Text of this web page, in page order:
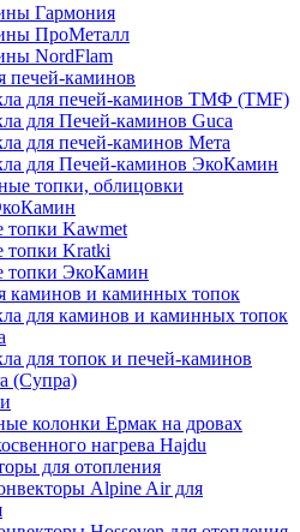
Гармония
ПроМеталл
NordFlam
печей-каминов
для печей-каминов ТМФ (TMF)
для Печей-каминов Guca
для печей-каминов Мета
для Печей-каминов ЭкоКамин
топки, облицовки
Kawmet
Kratki
топки ЭкоКамин
каминов и каминных топок
для каминов и каминных топок
для топок и печей-каминов
(Супра)
колонки Ермак на дровах
нагрева Hajdu
для отопления
Alpine Air для